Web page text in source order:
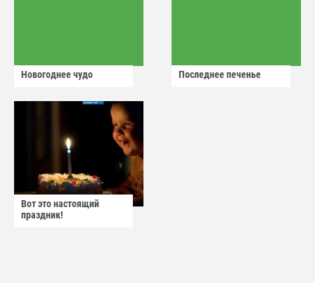
Новогоднее чудо Последнее печенье
Вот это настоящий
праздник!